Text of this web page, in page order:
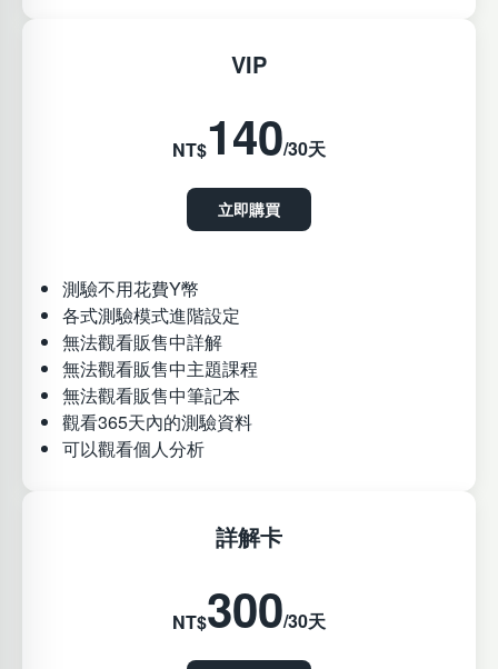
VIP
NT$140/30天
立即購買
測驗不用花費Y幣
各式測驗模式進階設定
無法觀看販售中詳解
無法觀看販售中主題課程
無法觀看販售中筆記本
觀看365天內的測驗資料
可以觀看個人分析
詳解卡
NT$300/30天